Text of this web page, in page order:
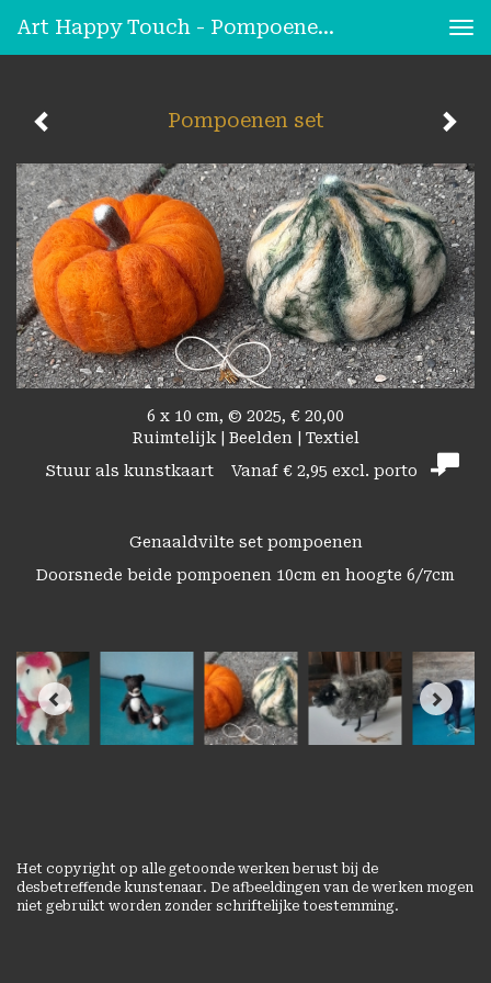
Art Happy Touch - Pompoenen Set
Pompoenen set
6 x 10 cm, © 2025, € 20,00
Ruimtelijk | Beelden | Textiel
Stuur als kunstkaart Vanaf € 2,95 excl. porto
Genaaldvilte set pompoenen
Doorsnede beide pompoenen 10cm en hoogte 6/7cm
Het copyright op alle getoonde werken berust bij de
desbetreffende kunstenaar. De afbeeldingen van de werken mogen
niet gebruikt worden zonder schriftelijke toestemming.